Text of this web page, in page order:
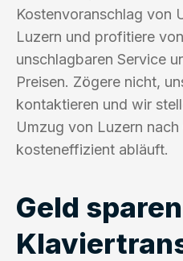
Kostenvoranschlag von
Luzern und profitiere
unschlagbaren Service
Preisen. Zögere nicht,
kontaktieren und wir
Umzug von Luzern
kosteneffizient abläuft.
Geld